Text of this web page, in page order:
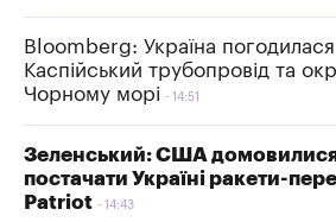
Bloomberg: Україна
Каспійський трубопровід та
Чорному морі
14:51
Зеленський: США
постачати Україні ракети-
Patriot
14:43